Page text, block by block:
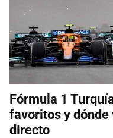
Fórmula 1
favoritos y dónde
directo